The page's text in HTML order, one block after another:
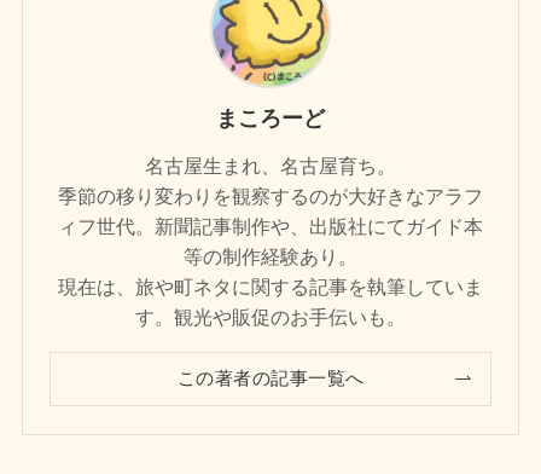
まころーど
名古屋生まれ、名古屋育ち。
季節の移り変わりを観察するのが大好きなアラフ
ィフ世代。新聞記事制作や、出版社にてガイド本
等の制作経験あり。
現在は、旅や町ネタに関する記事を執筆していま
す。観光や販促のお手伝いも。
この著者の記事一覧へ